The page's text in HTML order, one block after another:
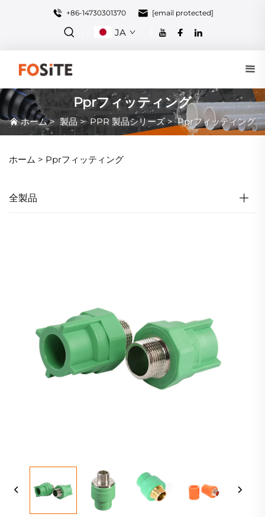
+86-14730301370 [email protected]
JA
Pprフィッティング
ホーム> 製品 > PPR 製品シリーズ>Pprフィッティング
ホーム > Pprフィッティング
全製品